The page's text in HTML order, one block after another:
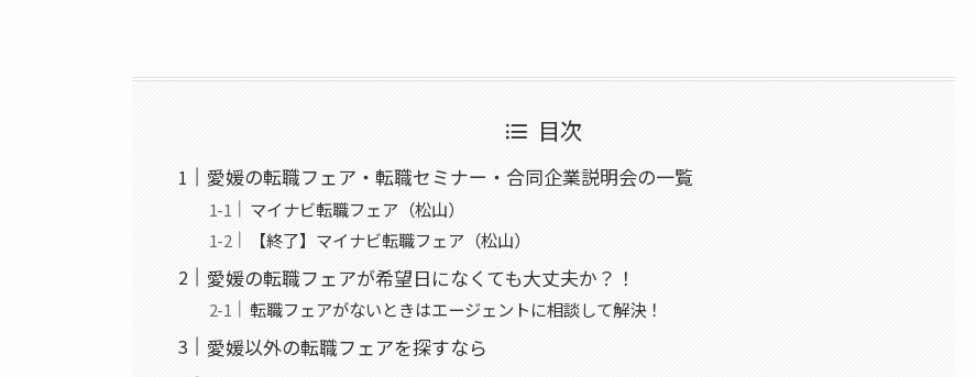
目次
愛媛の転職フェア・転職セミナー・合同企業説明会の一覧
マイナビ転職フェア（松山）
【終了】マイナビ転職フェア（松山）
愛媛の転職フェアが希望日になくても大丈夫か？！
転職フェアがないときはエージェントに相談して解決！
愛媛以外の転職フェアを探すなら